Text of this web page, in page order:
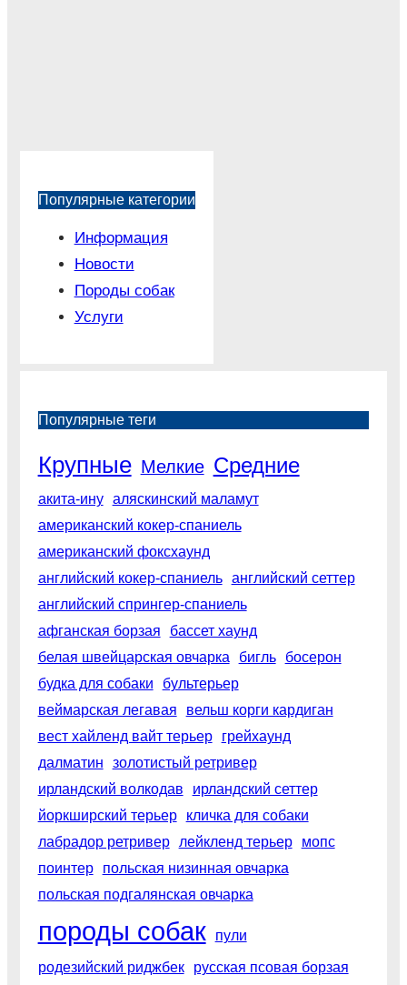
Популярные категории
Информация
Новости
Породы собак
Услуги
Популярные теги
Крупные Мелкие Средние
акита-ину
аляскинский маламут
американский кокер-спаниель
американский фоксхаунд
английский кокер-спаниель
английский сеттер
английский спрингер-спаниель
афганская борзая
бассет хаунд
белая швейцарская овчарка
бигль
босерон
будка для собаки
бультерьер
веймарская легавая
вельш корги кардиган
вест хайленд вайт терьер
грейхаунд
далматин
золотистый ретривер
ирландский волкодав
ирландский сеттер
йоркширский терьер
кличка для собаки
лабрадор ретривер
лейкленд терьер
мопс
поинтер
польская низинная овчарка
польская подгалянская овчарка
породы собак пули
родезийский риджбек
русская псовая борзая